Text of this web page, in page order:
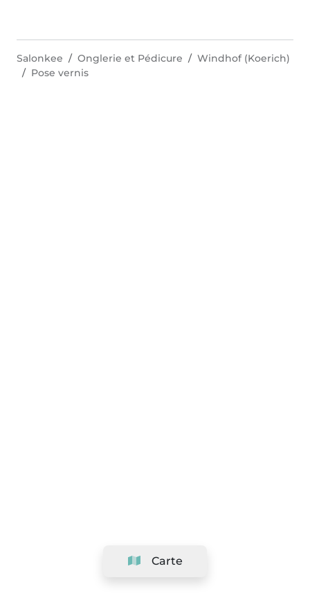
Carte
Salonkee Onglerie et Pédicure
Windhof (Koerich)
Pose vernis